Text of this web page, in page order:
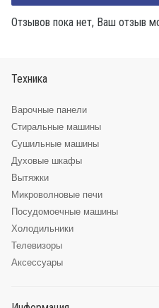
Отзывов пока нет, Ваш отзыв
Техника
Варочные панели
Стиральные машины
Сушильные машины
Духовые шкафы
Вытяжки
Микроволновые печи
Посудомоечные машины
Холодильники
Телевизоры
Аксессуары